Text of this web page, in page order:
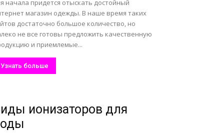
начала придется отыскать достойный
магазин одежды. В наше время таких
достаточно большое количество, но
не все готовы предложить качественную
и приемлемые...
Узнать больше
ионизаторов для